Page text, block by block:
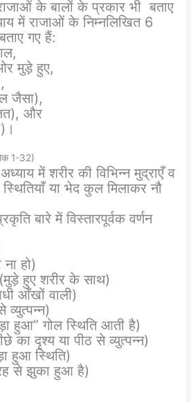
के बालों के प्रकार भी बताए
में राजाओं के निम्नलिखित 6
गए हैं:
ओर मुड़े हुए,
जैसा),
और
1-32)
में शरीर की विभिन्न मुद्राएँ व
या भेद कुल मिलाकर नौ
बारे में विस्तारपूर्वक वर्णन
हो)
हुए शरीर के साथ)
आँखों वाली)
व्युत्पन्न)
हुआ” गोल स्थिति आती है)
का दृश्य या पीठ से व्युत्पन्न)
हुआ स्थिति)
से झुका हुआ है)